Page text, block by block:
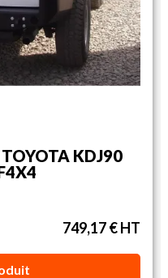
KDJ90
749,17 € HT